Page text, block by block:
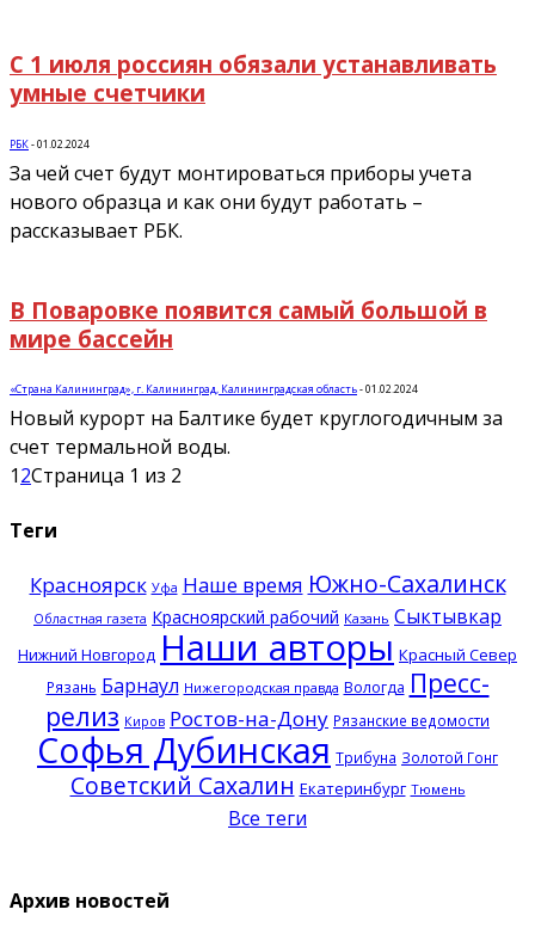
С 1 июля россиян обязали устанавливать
умные счетчики
РБК-01.02.2024
За чей счет будут монтироваться приборы учета
нового образца и как они будут работать –
рассказывает РБК.
В Поваровке появится самый большой в
мире бассейн
«Страна Калининград», г. Калининград, Калининградская область-01.02.2024
Новый курорт на Балтике будет круглогодичным за
счет термальной воды.
12Страница 1 из 2
Теги
Красноярск Уфа Наше время Южно-Сахалинск
Областная газета Красноярский рабочий Казань Сыктывкар
Нижний Новгород Наши авторы Красный Север
Рязань Барнаул Нижегородская правда Вологда Пресс-
релиз Киров Ростов-на-Дону Рязанские ведомости
Софья Дубинская Трибуна Золотой Гонг
Советский Сахалин Екатеринбург Тюмень
Все теги
Архив новостей